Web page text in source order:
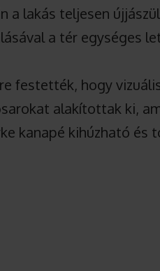
a lakás teljesen
a tér egységes
festették, hogy
alakítottak ki,
kanapé kihúzható és